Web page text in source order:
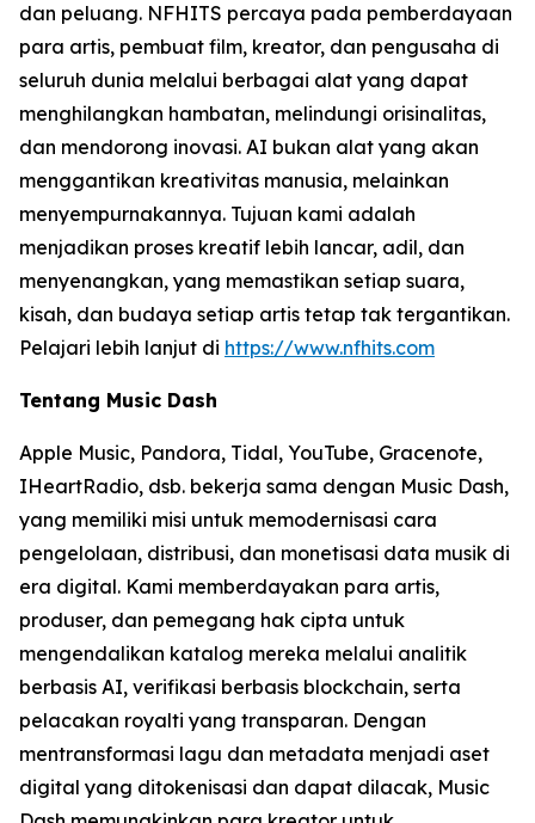
dan peluang. NFHITS percaya pada pemberdayaan
para artis, pembuat film, kreator, dan pengusaha di
seluruh dunia melalui berbagai alat yang dapat
menghilangkan hambatan, melindungi orisinalitas,
dan mendorong inovasi. AI bukan alat yang akan
menggantikan kreativitas manusia, melainkan
menyempurnakannya. Tujuan kami adalah
menjadikan proses kreatif lebih lancar, adil, dan
menyenangkan, yang memastikan setiap suara,
kisah, dan budaya setiap artis tetap tak tergantikan.
Pelajari lebih lanjut di https://www.nfhits.com
Tentang Music Dash
Apple Music, Pandora, Tidal, YouTube, Gracenote,
IHeartRadio, dsb. bekerja sama dengan Music Dash,
yang memiliki misi untuk memodernisasi cara
pengelolaan, distribusi, dan monetisasi data musik di
era digital. Kami memberdayakan para artis,
produser, dan pemegang hak cipta untuk
mengendalikan katalog mereka melalui analitik
berbasis AI, verifikasi berbasis blockchain, serta
pelacakan royalti yang transparan. Dengan
mentransformasi lagu dan metadata menjadi aset
digital yang ditokenisasi dan dapat dilacak, Music